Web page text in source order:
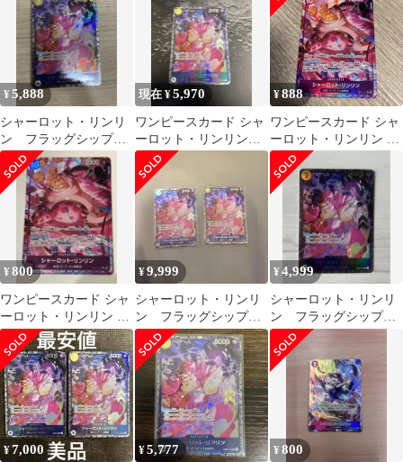
¥5,888
シャーロット・リンリ
ン フラッグシップバ
トル プロモ パラレ
ル ワンピースカード
現在 ¥5,970
ワンピースカード シャ
ーロット・リンリン
ST07-010フラグシップ
バトル
¥888
ワンピースカード シャ
ーロット・リンリン R
パラレル OP11-073
¥800
ワンピースカード シャ
ーロット・リンリン R
パラレル OP11-073
¥9,999
シャーロット・リンリ
ン フラッグシップバ
トル プロモ ST07-
010
¥4,999
シャーロット・リンリ
ン フラッグシップバ
トル プロモ ST07-
010
¥7,000 ¥5,777 ¥800